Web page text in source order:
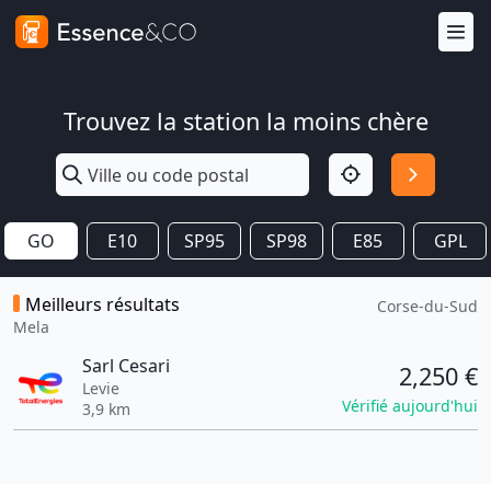
Trouvez la station la moins chère
GO E10 SP95 SP98 E85 GPL
Meilleurs résultats
Mela
Corse-du-Sud
Sarl Cesari
Levie
3,9 km
2,250 €
Vérifié aujourd'hui